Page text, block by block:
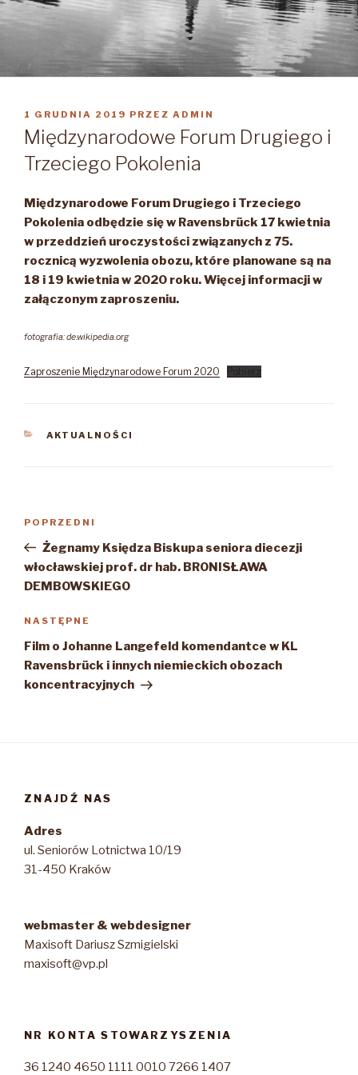
OPUBLIKOWANE
W
1 GRUDNIA 2019 PRZEZ ADMIN
Międzynarodowe Forum Drugiego i
Trzeciego Pokolenia
Międzynarodowe Forum Drugiego i Trzeciego
Pokolenia odbędzie się w Ravensbrück 17 kwietnia
w przeddzień uroczystości związanych z 75.
rocznicą wyzwolenia obozu, które planowane są na
18 i 19 kwietnia w 2020 roku. Więcej informacji w
załączonym zaproszeniu.
fotografia: de.wikipedia.org
Zaproszenie Międzynarodowe Forum 2020 Pobierz
KATEGORIE
AKTUALNOŚCI
wpisu
Poprzedni
wpis
POPRZEDNI
Żegnamy Księdza Biskupa seniora diecezji
włocławskiej prof. dr hab. BRONISŁAWA
DEMBOWSKIEGO
Następny
wpis
NASTĘPNE
Film o Johanne Langefeld komendantce w KL
Ravensbrück i innych niemieckich obozach
koncentracyjnych
ZNAJDŹ NAS
Adres
ul. Seniorów Lotnictwa 10/19
31-450 Kraków
webmaster & webdesigner
Maxisoft Dariusz Szmigielski
maxisoft@vp.pl
NR KONTA STOWARZYSZENIA
36 1240 4650 1111 0010 7266 1407